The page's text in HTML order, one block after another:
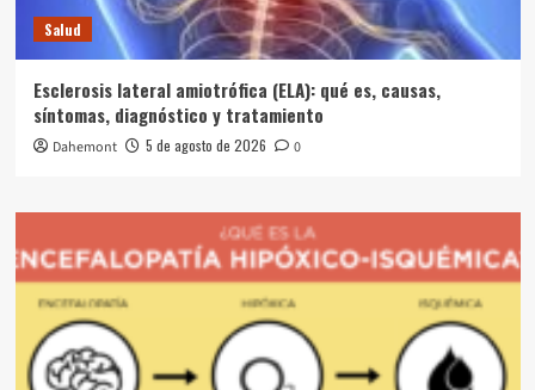
Salud
Esclerosis lateral amiotrófica (ELA): qué es, causas,
síntomas, diagnóstico y tratamiento
Dahemont 5 de agosto de 2026 0